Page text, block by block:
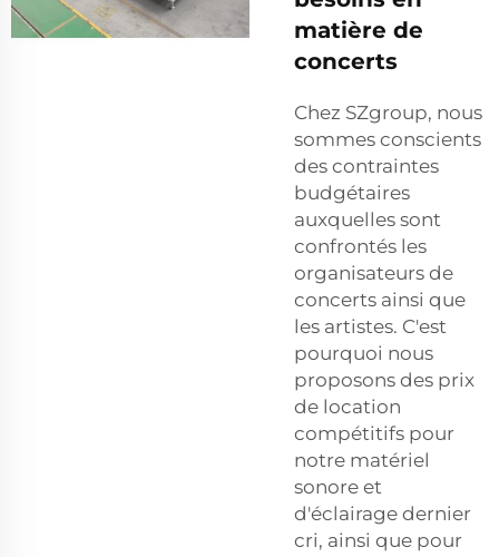
matière de
concerts
Chez SZgroup, nous
sommes conscients
des contraintes
budgétaires
auxquelles sont
confrontés les
organisateurs de
concerts ainsi que
les artistes. C'est
pourquoi nous
proposons des prix
de location
compétitifs pour
notre matériel
sonore et
d'éclairage dernier
cri, ainsi que pour